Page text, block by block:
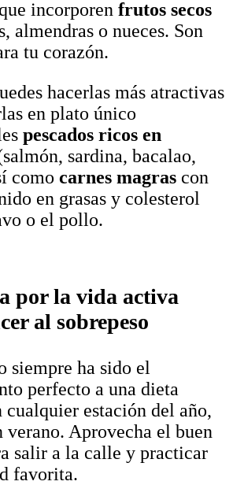
incorporen frutos secos
almendras o nueces. Son
tu corazón.
hacerlas más atractivas
en plato único
pescados ricos en
sardina, bacalao,
como carnes magras con
en grasas y colesterol
o el pollo.
por la vida activa
al sobrepeso
siempre ha sido el
perfecto a una dieta
cualquier estación del año,
verano. Aprovecha el buen
salir a la calle y practicar
favorita.